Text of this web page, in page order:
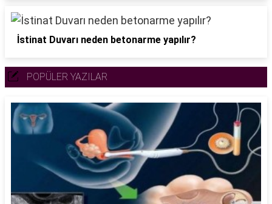
İstinat Duvarı neden betonarme yapılır?
POPÜLER YAZILAR